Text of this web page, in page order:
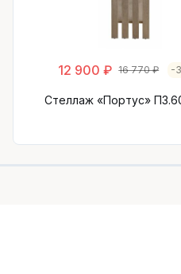
12 900 ₽ 16 770 ₽ -
Стеллаж «Портус»